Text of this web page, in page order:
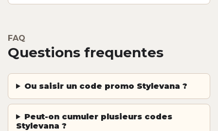
FAQ
Questions frequentes
Ou saisir un code promo Stylevana ?
Peut-on cumuler plusieurs codes
Stylevana ?